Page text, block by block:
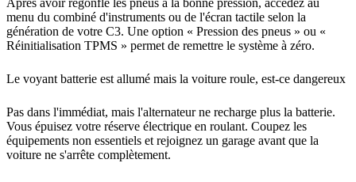
Après avoir regonflé les pneus à la bonne pression, accédez au
menu du combiné d'instruments ou de l'écran tactile selon la
génération de votre C3. Une option « Pression des pneus » ou «
Réinitialisation TPMS » permet de remettre le système à zéro.
Le voyant batterie est allumé mais la voiture roule, est-ce dangereux
Pas dans l'immédiat, mais l'alternateur ne recharge plus la batterie.
Vous épuisez votre réserve électrique en roulant. Coupez les
équipements non essentiels et rejoignez un garage avant que la
voiture ne s'arrête complètement.